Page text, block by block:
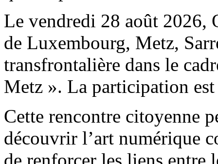
Le vendredi 28 août 2026,
de Luxembourg, Metz,
transfrontalière dans le
Metz ». La participation
Cette rencontre citoyenne
découvrir l’art numérique
de renforcer les liens entre